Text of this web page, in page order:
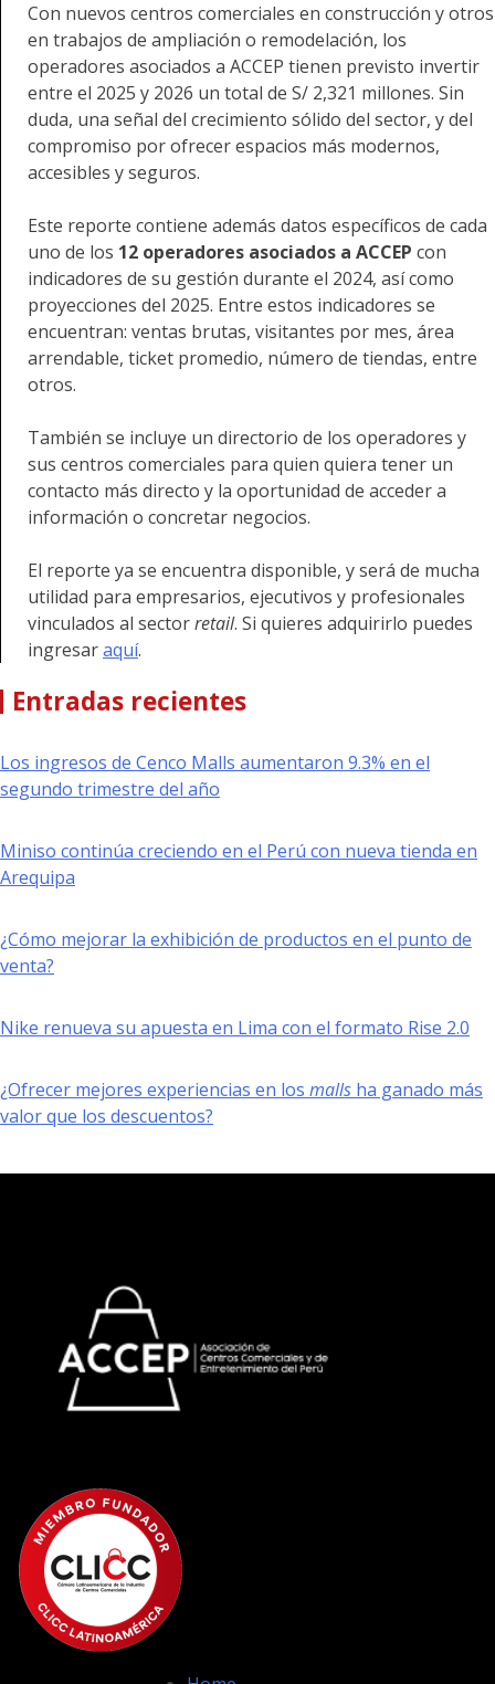
Con nuevos centros comerciales en construcción y otros
en trabajos de ampliación o remodelación, los
operadores asociados a ACCEP tienen previsto invertir
entre el 2025 y 2026 un total de S/ 2,321 millones. Sin
duda, una señal del crecimiento sólido del sector, y del
compromiso por ofrecer espacios más modernos,
accesibles y seguros.
Este reporte contiene además datos específicos de cada
uno de los 12 operadores asociados a ACCEP con
indicadores de su gestión durante el 2024, así como
proyecciones del 2025. Entre estos indicadores se
encuentran: ventas brutas, visitantes por mes, área
arrendable, ticket promedio, número de tiendas, entre
otros.
También se incluye un directorio de los operadores y
sus centros comerciales para quien quiera tener un
contacto más directo y la oportunidad de acceder a
información o concretar negocios.
El reporte ya se encuentra disponible, y será de mucha
utilidad para empresarios, ejecutivos y profesionales
vinculados al sectorretail. Si quieres adquirirlo puedes
ingresaraquí.
Entradas recientes
Los ingresos de Cenco Malls aumentaron 9.3% en el
segundo trimestre del año
Miniso continúa creciendo en el Perú con nueva tienda en
Arequipa
¿Cómo mejorar la exhibición de productos en el punto de
venta?
Nike renueva su apuesta en Lima con el formato Rise 2.0
¿Ofrecer mejores experiencias en los malls ha ganado más
valor que los descuentos?